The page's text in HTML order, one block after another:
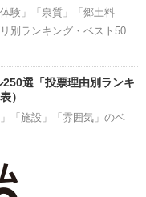
験」「泉質」「郷土料
別ランキング・ベスト50
選「投票理由別ランキ
）
「施設」「雰囲気」のベ